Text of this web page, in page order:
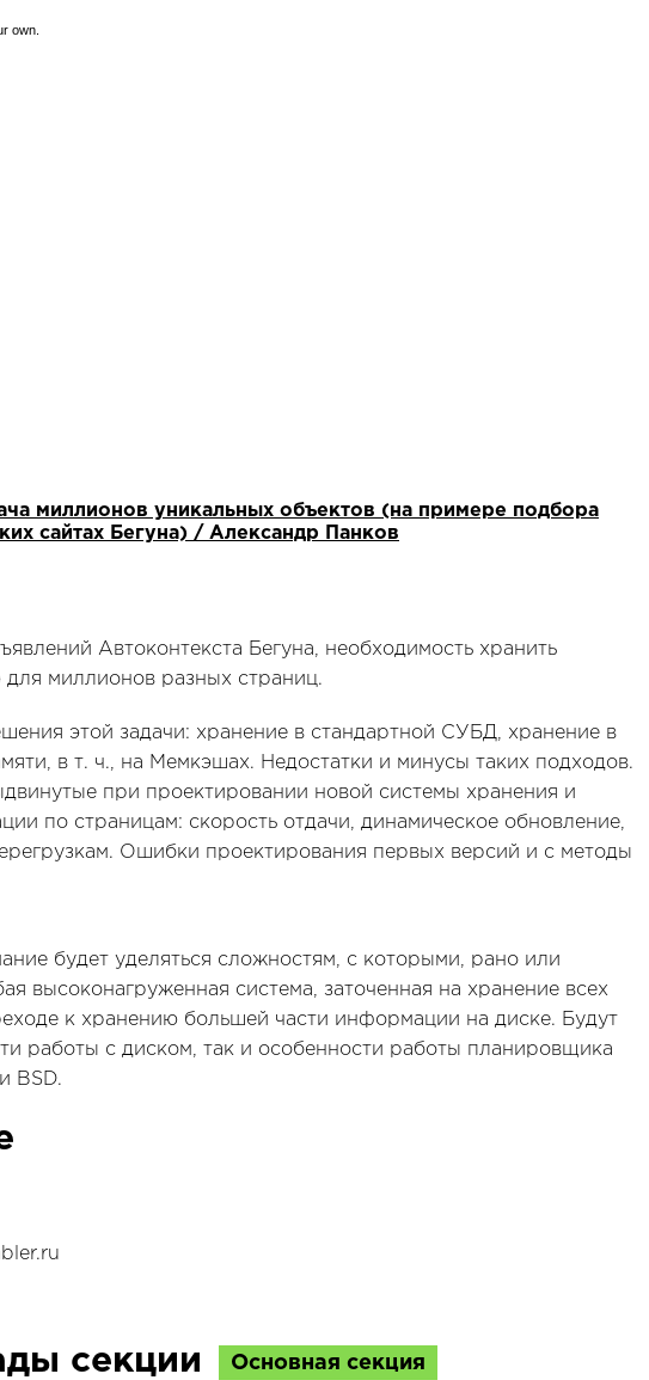
own.
миллионов уникальных объектов (на примере подбора
сайтах Бегуна) / Александр Панков
Автоконтекста Бегуна, необходимость хранить
миллионов разных страниц.
этой задачи: хранение в стандартной СУБД, хранение в
в т. ч., на Мемкэшах. Недостатки и минусы таких подходов.
при проектировании новой системы хранения и
по страницам: скорость отдачи, динамическое обновление,
Ошибки проектирования первых версий и с методы
будет уделяться сложностям, с которыми, рано или
высоконагруженная система, заточенная на хранение всех
к хранению большей части информации на диске. Будут
работы с диском, так и особенности работы планировщика
BSD.
секции Основная секция